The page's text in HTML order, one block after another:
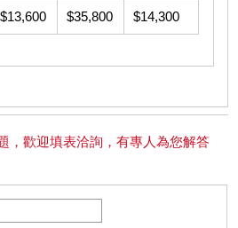
$13,600 $35,800 $14,300
，歡迎填表洽詢，有專人為您解答